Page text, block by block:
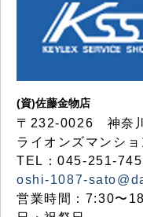
(資)佐藤金物店
〒232-0026 神奈
ライオンズマンシ
TEL：045-251-
oshi-1087-
営業時間：7:30〜